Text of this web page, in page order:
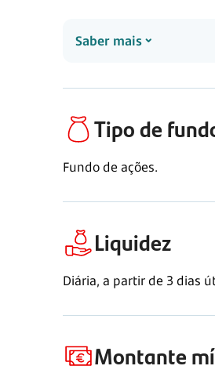
Saber mais
Tipo de
Fundo de ações.
Liquidez
Diária, a partir de 3 dias
Montante